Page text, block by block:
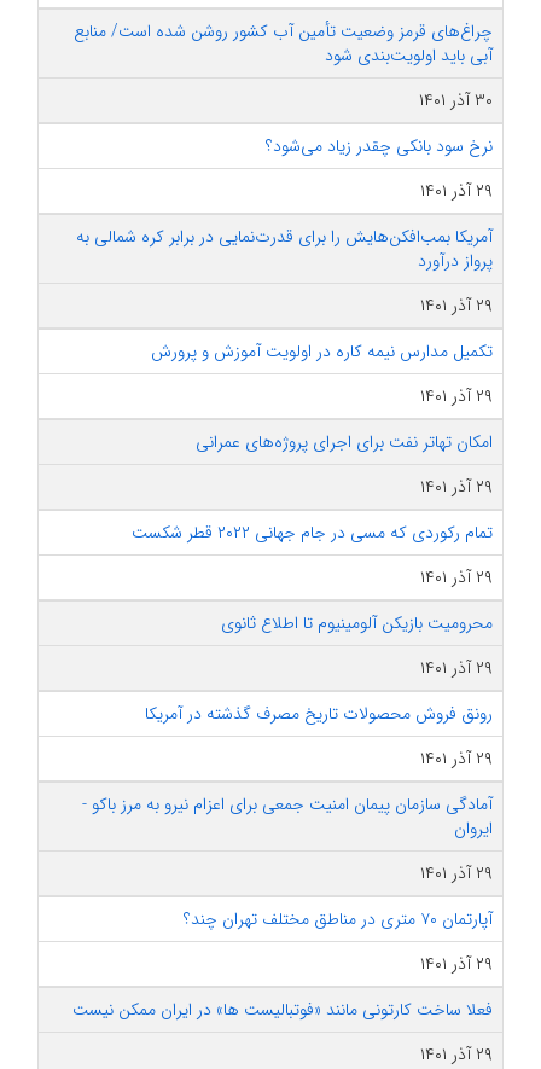
چراغ‌های قرمز وضعیت تأمین آب کشور روشن شده است/ منابع
آبی باید اولویت‌بندی شود
۳۰ آذر ۱۴۰۱
نرخ سود بانکی چقدر زیاد می‌شود؟
۲۹ آذر ۱۴۰۱
آمریکا بمب‌افکن‌هایش را برای قدرت‌نمایی در برابر کره شمالی به
پرواز درآورد
۲۹ آذر ۱۴۰۱
تکمیل مدارس نیمه کاره در اولویت آموزش و پرورش
۲۹ آذر ۱۴۰۱
امکان تهاتر نفت برای اجرای پروژه‌های عمرانی
۲۹ آذر ۱۴۰۱
تمام رکوردی که مسی در جام جهانی ۲۰۲۲ قطر شکست
۲۹ آذر ۱۴۰۱
محرومیت بازیکن آلومینیوم تا اطلاع ثانوی
۲۹ آذر ۱۴۰۱
رونق فروش محصولات تاریخ مصرف گذشته در آمریکا
۲۹ آذر ۱۴۰۱
آمادگی سازمان پیمان امنیت جمعی برای اعزام نیرو به مرز باکو -
ایروان
۲۹ آذر ۱۴۰۱
آپارتمان ۷۰ متری در مناطق مختلف تهران چند؟
۲۹ آذر ۱۴۰۱
فعلا ساخت کارتونی مانند «فوتبالیست ها» در ایران ممکن نیست
۲۹ آذر ۱۴۰۱